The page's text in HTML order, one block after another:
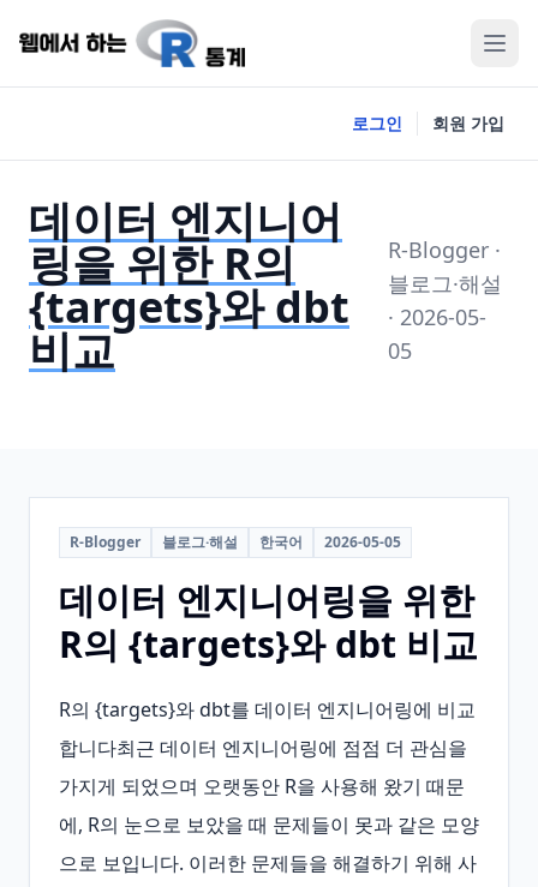
로그인 회원 가입
데이터 엔지니어
링을 위한 R의
{targets}와 dbt
비교
R-Blogger ·
블로그·해설
· 2026-05-
05
R-Blogger 블로그·해설 한국어 2026-05-05
데이터 엔지니어링을 위한
R의 {targets}와 dbt 비교
R의 {targets}와 dbt를 데이터 엔지니어링에 비교
합니다최근 데이터 엔지니어링에 점점 더 관심을
가지게 되었으며 오랫동안 R을 사용해 왔기 때문
에, R의 눈으로 보았을 때 문제들이 못과 같은 모양
으로 보입니다. 이러한 문제들을 해결하기 위해 사